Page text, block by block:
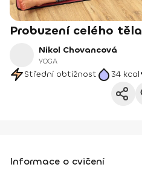
Probuzení celého těla
Nikol Chovancová
YOGA
Střední obtížnost 34 kcal
Informace o cvičení